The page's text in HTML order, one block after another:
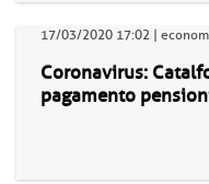
17/03/2020 17:02 |
Coronavirus:
pagamento